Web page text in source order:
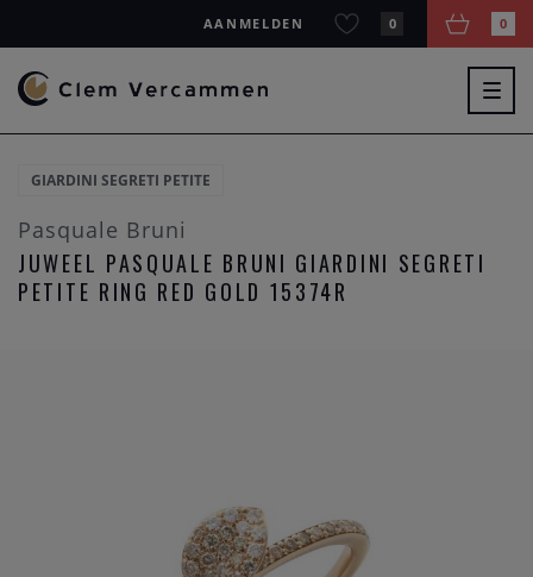
AANMELDEN 0 0
GIARDINI SEGRETI PETITE
Pasquale Bruni
JUWEEL PASQUALE BRUNI GIARDINI SEGRETI
PETITE RING RED GOLD 15374R